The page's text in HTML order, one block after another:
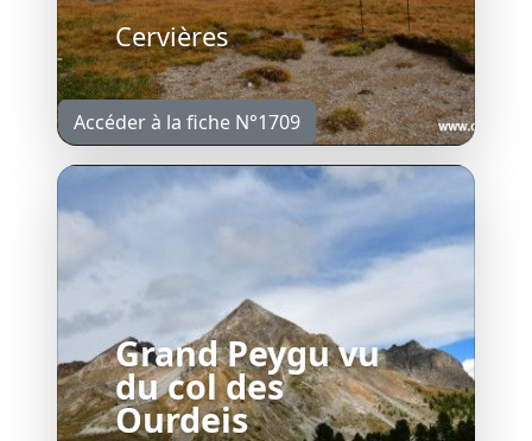
Cervières
Accéder à la fiche N°1709
Grand Peygu vu
du col des
Ourdeis